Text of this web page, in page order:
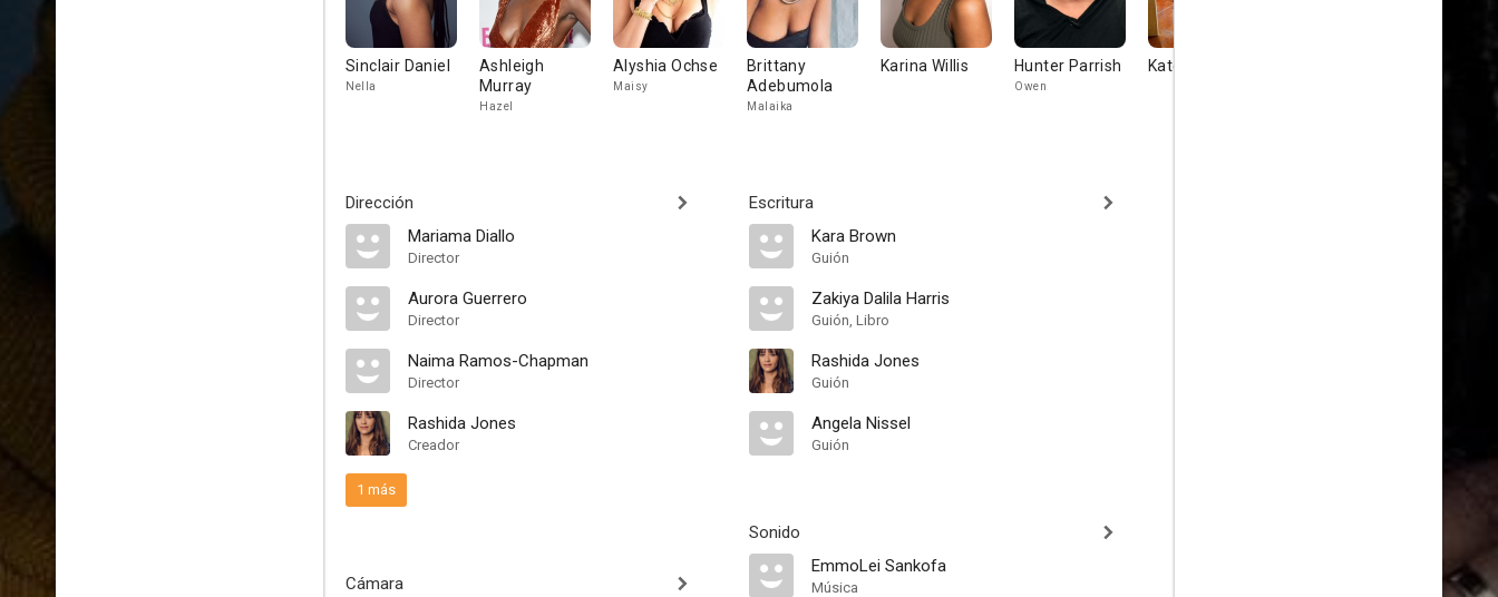
Sinclair Daniel
Nella
Ashleigh
Murray
Hazel
Alyshia Ochse
Maisy
Brittany
Adebumola
Malaika
Karina Willis Hunter Parrish
Owen
Kate Owens
Dirección
Mariama Diallo
Director
Aurora Guerrero
Director
Naima Ramos-Chapman
Director
Rashida Jones
Creador
1 más
Cámara
Escritura
Kara Brown
Guión
Zakiya Dalila Harris
Guión, Libro
Rashida Jones
Guión
Angela Nissel
Guión
Sonido
EmmoLei Sankofa
Música